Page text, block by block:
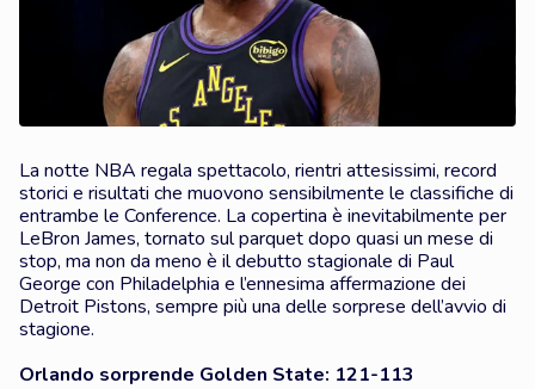
La notte NBA regala spettacolo, rientri attesissimi, record
storici e risultati che muovono sensibilmente le classifiche di
entrambe le Conference. La copertina è inevitabilmente per
LeBron James, tornato sul parquet dopo quasi un mese di
stop, ma non da meno è il debutto stagionale di Paul
George con Philadelphia e l’ennesima affermazione dei
Detroit Pistons, sempre più una delle sorprese dell’avvio di
stagione.
Orlando sorprende Golden State: 121-113